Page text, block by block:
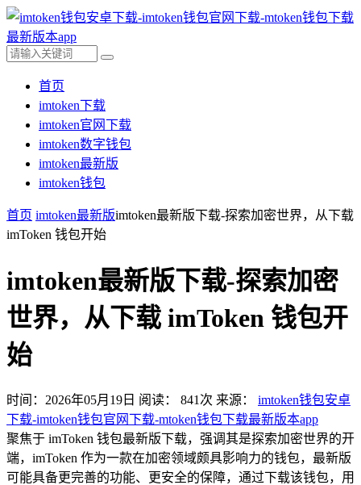
首页
imtoken下载
imtoken官网下载
imtoken数字钱包
imtoken最新版
imtoken钱包
首页 imtoken最新版imtoken最新版下载-探索加密世界，从下载
imToken 钱包开始
imtoken最新版下载-探索加密
世界，从下载 imToken 钱包开
始
时间：2026年05月19日 阅读： 841 次 来源： imtoken钱包安卓
下载-imtoken钱包官网下载-mtoken钱包下载最新版本app
聚焦于 imToken 钱包最新版下载，强调其是探索加密世界的开
端，imToken 作为一款在加密领域颇具影响力的钱包，最新版
可能具备更完善的功能、更安全的保障，通过下载该钱包，用